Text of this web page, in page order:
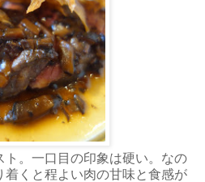
ト。一口目の印象は硬い。なの
着くと程よい肉の甘味と食感が